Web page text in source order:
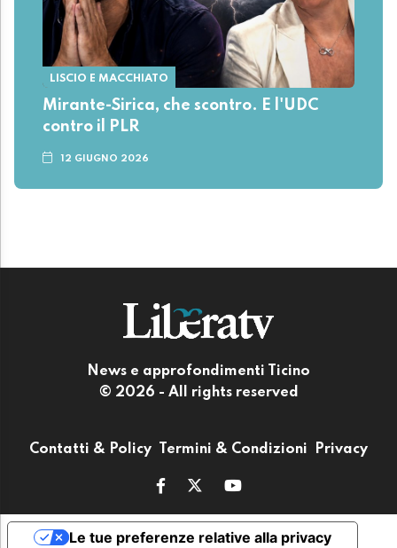
LISCIO E MACCHIATO
Mirante-Sirica, che scontro. E l'UDC
contro il PLR
12 GIUGNO 2026
News e approfondimenti Ticino
© 2026 - All rights reserved
Contatti & Policy Termini & Condizioni Privacy
Le tue preferenze relative alla privacy